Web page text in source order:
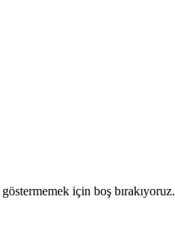
için boş bırakıyoruz.